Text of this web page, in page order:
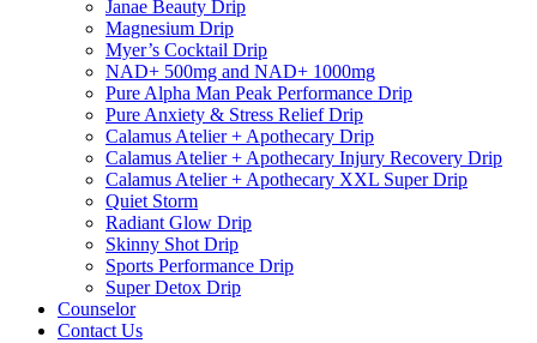
Janae Beauty Drip
Magnesium Drip
Myer’s Cocktail Drip
NAD+ 500mg and NAD+ 1000mg
Pure Alpha Man Peak Performance Drip
Pure Anxiety & Stress Relief Drip
Calamus Atelier + Apothecary Drip
Calamus Atelier + Apothecary Injury Recovery Drip
Calamus Atelier + Apothecary XXL Super Drip
Quiet Storm
Radiant Glow Drip
Skinny Shot Drip
Sports Performance Drip
Super Detox Drip
Counselor
Contact Us